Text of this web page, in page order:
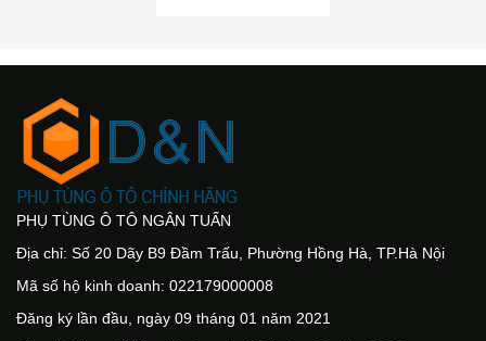
PHỤ TÙNG Ô TÔ NGÂN TUẤN
Địa chỉ: Số 20 Dãy B9 Đầm Trấu, Phường Hồng Hà, TP.Hà Nội
Mã số hộ kinh doanh: 022179000008
Đăng ký lần đầu, ngày 09 tháng 01 năm 2021